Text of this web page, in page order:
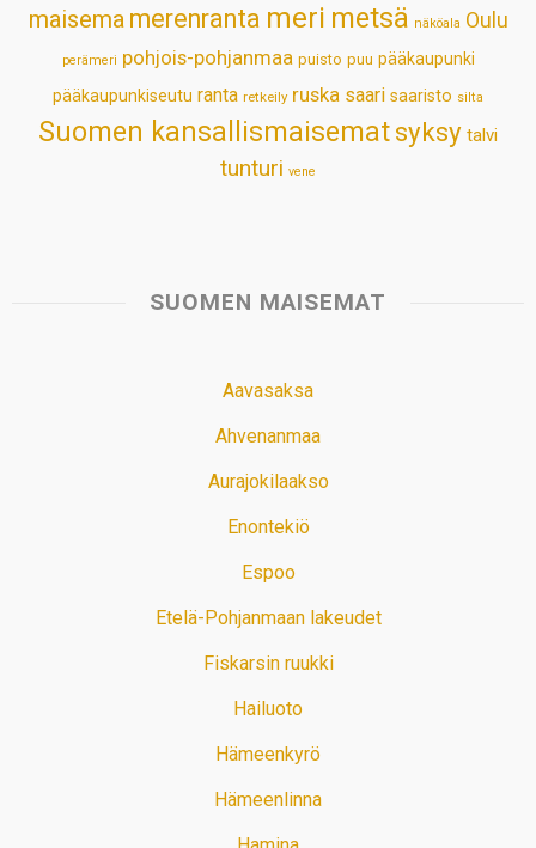
maisema merenranta meri metsä näköala Oulu
perämeri pohjois-pohjanmaa puisto puu pääkaupunki
pääkaupunkiseutu ranta retkeily ruska saari saaristo silta
Suomen kansallismaisematsyksy talvi
tunturi vene
SUOMEN MAISEMAT
Aavasaksa
Ahvenanmaa
Aurajokilaakso
Enontekiö
Espoo
Etelä-Pohjanmaan lakeudet
Fiskarsin ruukki
Hailuoto
Hämeenkyrö
Hämeenlinna